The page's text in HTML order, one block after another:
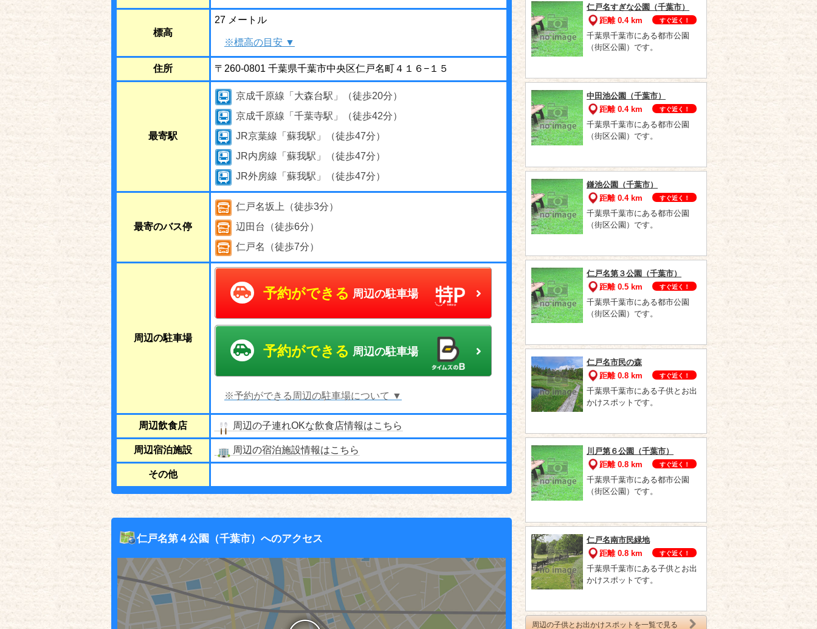
標高
27 メートル
※標高の目安 ▼
住所 〒260-0801 千葉県千葉市中央区仁戸名町４１６−１５
最寄駅
京成千原線「大森台駅」（徒歩20分）
京成千原線「千葉寺駅」（徒歩42分）
JR京葉線「蘇我駅」（徒歩47分）
JR内房線「蘇我駅」（徒歩47分）
JR外房線「蘇我駅」（徒歩47分）
最寄のバス停
仁戸名坂上（徒歩3分）
辺田台（徒歩6分）
仁戸名（徒歩7分）
周辺の駐車場
予約ができる 周辺の駐車場
予約ができる 周辺の駐車場
※予約ができる周辺の駐車場について ▼
周辺飲食店 周辺の子連れOKな飲食店情報はこちら
周辺宿泊施設 周辺の宿泊施設情報はこちら
その他
仁戸名第４公園（千葉市）へのアクセス
仁戸名すぎな公園（千葉市）
距離 0.4 km
すぐ近く！
千葉県千葉市にある都市公園
（街区公園）です。
中田池公園（千葉市）
距離 0.4 km
すぐ近く！
千葉県千葉市にある都市公園
（街区公園）です。
鎌池公園（千葉市）
距離 0.4 km
すぐ近く！
千葉県千葉市にある都市公園
（街区公園）です。
仁戸名第３公園（千葉市）
距離 0.5 km
すぐ近く！
千葉県千葉市にある都市公園
（街区公園）です。
仁戸名市民の森
距離 0.8 km
すぐ近く！
千葉県千葉市にある子供とお出
かけスポットです。
川戸第６公園（千葉市）
距離 0.8 km
すぐ近く！
千葉県千葉市にある都市公園
（街区公園）です。
仁戸名南市民緑地
距離 0.8 km
すぐ近く！
千葉県千葉市にある子供とお出
かけスポットです。
周辺の子供とお出かけスポットを一覧で見る